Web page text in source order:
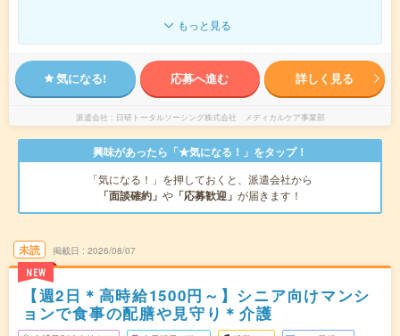
もっと見る
気になる! 応募へ進む 詳しく見る
派遣会社 日研トータルソーシング株式会社 メディカルケア事業部
興味があったら「★気になる！」をタップ！
「気になる！」を押しておくと、派遣会社から
「面談確約」 や 「応募歓迎」 が届きます！
未読
NEW
掲載日 2026/08/07
【週2日＊高時給1500円～】シニア向けマンシ
ョンで食事の配膳や見守り＊介護